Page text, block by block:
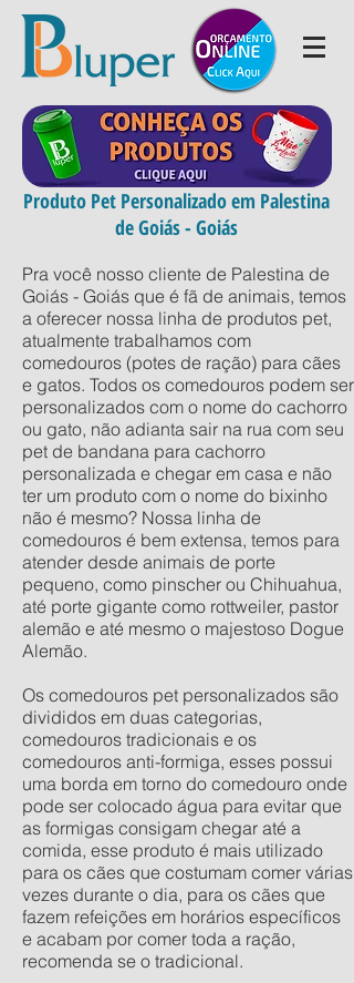
Produto Pet Personalizado em Palestina
de Goiás - Goiás
Pra você nosso cliente de Palestina de
Goiás - Goiás que é fã de animais, temos
a oferecer nossa linha de produtos pet,
atualmente trabalhamos com
comedouros (potes de ração) para cães
e gatos. Todos os comedouros podem ser
personalizados com o nome do cachorro
ou gato, não adianta sair na rua com seu
pet de bandana para cachorro
personalizada e chegar em casa e não
ter um produto com o nome do bixinho
não é mesmo? Nossa linha de
comedouros é bem extensa, temos para
atender desde animais de porte
pequeno, como pinscher ou Chihuahua,
até porte gigante como rottweiler, pastor
alemão e até mesmo o majestoso Dogue
Alemão.
Os comedouros pet personalizados são
divididos em duas categorias,
comedouros tradicionais e os
comedouros anti-formiga, esses possui
uma borda em torno do comedouro onde
pode ser colocado água para evitar que
as formigas consigam chegar até a
comida, esse produto é mais utilizado
para os cães que costumam comer várias
vezes durante o dia, para os cães que
fazem refeições em horários específicos
e acabam por comer toda a ração,
recomenda se o tradicional.